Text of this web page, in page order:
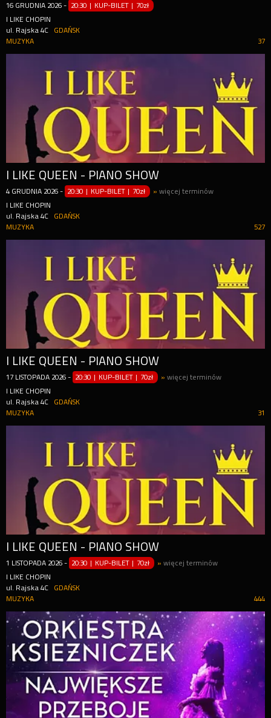
16 GRUDNIA 2026 - 20:30 | KUP-BILET | 70zł
I LIKE CHOPIN
ul. Rajska 4C
GDAŃSK
37
MUZYKA
I LIKE QUEEN - PIANO SHOW
4 GRUDNIA 2026 - 20:30 | KUP-BILET | 70zł »więcej terminów
I LIKE CHOPIN
ul. Rajska 4C
GDAŃSK
527
MUZYKA
I LIKE QUEEN - PIANO SHOW
17 LISTOPADA 2026 - 20:30 | KUP-BILET | 70zł »więcej terminów
I LIKE CHOPIN
ul. Rajska 4C
GDAŃSK
31
MUZYKA
I LIKE QUEEN - PIANO SHOW
1 LISTOPADA 2026 - 20:30 | KUP-BILET | 70zł »więcej terminów
I LIKE CHOPIN
ul. Rajska 4C
GDAŃSK
444
MUZYKA